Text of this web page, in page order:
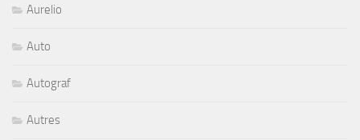
Aurelio
Auto
Autograf
Autres